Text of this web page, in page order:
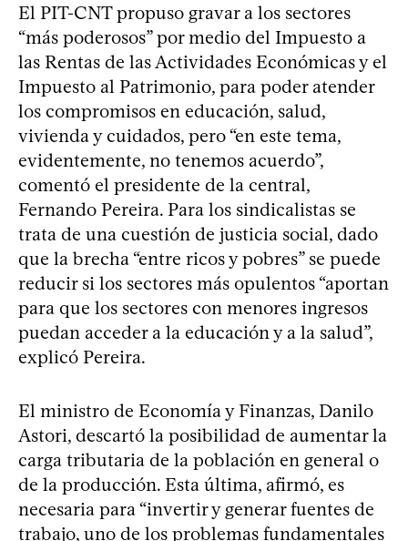
El PIT-CNT propuso gravar a los sectores
“más poderosos” por medio del Impuesto a
las Rentas de las Actividades Económicas y el
Impuesto al Patrimonio, para poder atender
los compromisos en educación, salud,
vivienda y cuidados, pero “en este tema,
evidentemente, no tenemos acuerdo”,
comentó el presidente de la central,
Fernando Pereira. Para los sindicalistas se
trata de una cuestión de justicia social, dado
que la brecha “entre ricos y pobres” se puede
reducir si los sectores más opulentos “aportan
para que los sectores con menores ingresos
puedan acceder a la educación y a la salud”,
explicó Pereira.
El ministro de Economía y Finanzas, Danilo
Astori, descartó la posibilidad de aumentar la
carga tributaria de la población en general o
de la producción. Esta última, afirmó, es
necesaria para “invertir y generar fuentes de
trabajo, uno de los problemas fundamentales